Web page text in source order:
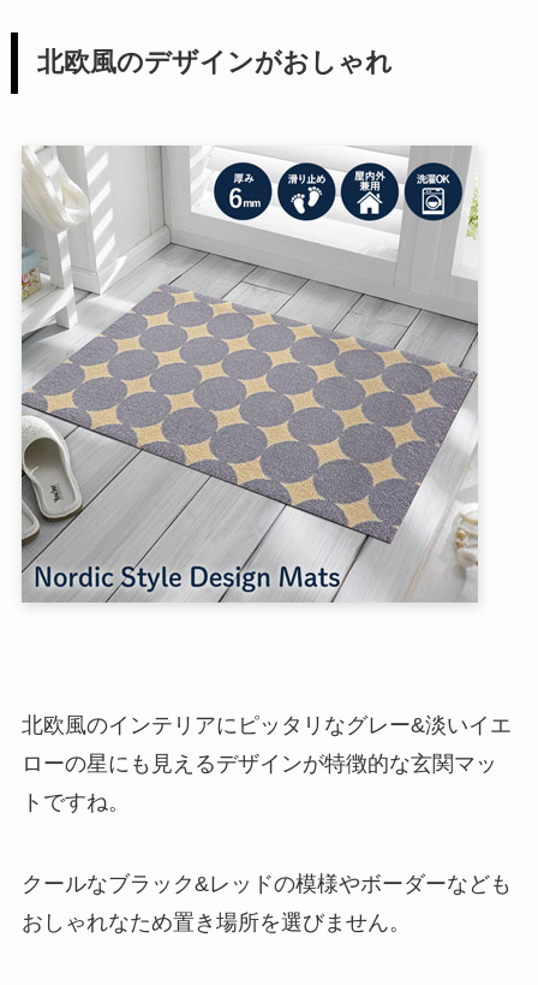
北欧風のデザインがおしゃれ
北欧風のインテリアにピッタリなグレー&淡いイエ
ローの星にも見えるデザインが特徴的な玄関マッ
トですね。
クールなブラック&レッドの模様やボーダーなども
おしゃれなため置き場所を選びません。